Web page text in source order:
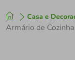
Casa e
1º tenis